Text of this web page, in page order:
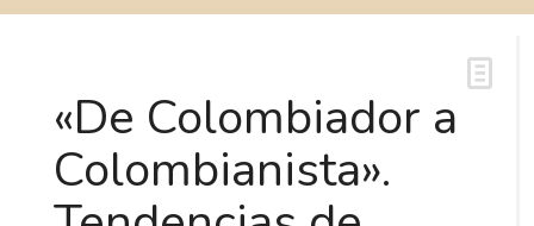
«De Colombiador a
Colombianista».